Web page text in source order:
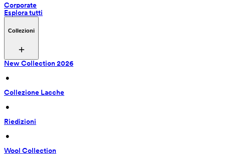
Corporate
Esplora tutti
Collezioni
New Collection 2026
•
Collezione Lacche
•
Riedizioni
•
Wool Collection